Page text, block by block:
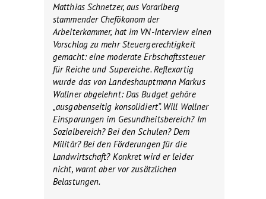
Matthias Schnetzer, aus Vorarlberg
stammender Chefökonom der
Arbeiterkammer, hat im VN-Interview einen
Vorschlag zu mehr Steuergerechtigkeit
gemacht: eine moderate Erbschaftssteuer
für Reiche und Supereiche. Reflexartig
wurde das von Landeshauptmann Markus
Wallner abgelehnt: Das Budget gehöre
„ausgabenseitig konsolidiert“. Will Wallner
Einsparungen im Gesundheitsbereich? Im
Sozialbereich? Bei den Schulen? Dem
Militär? Bei den Förderungen für die
Landwirtschaft? Konkret wird er leider
nicht, warnt aber vor zusätzlichen
Belastungen.